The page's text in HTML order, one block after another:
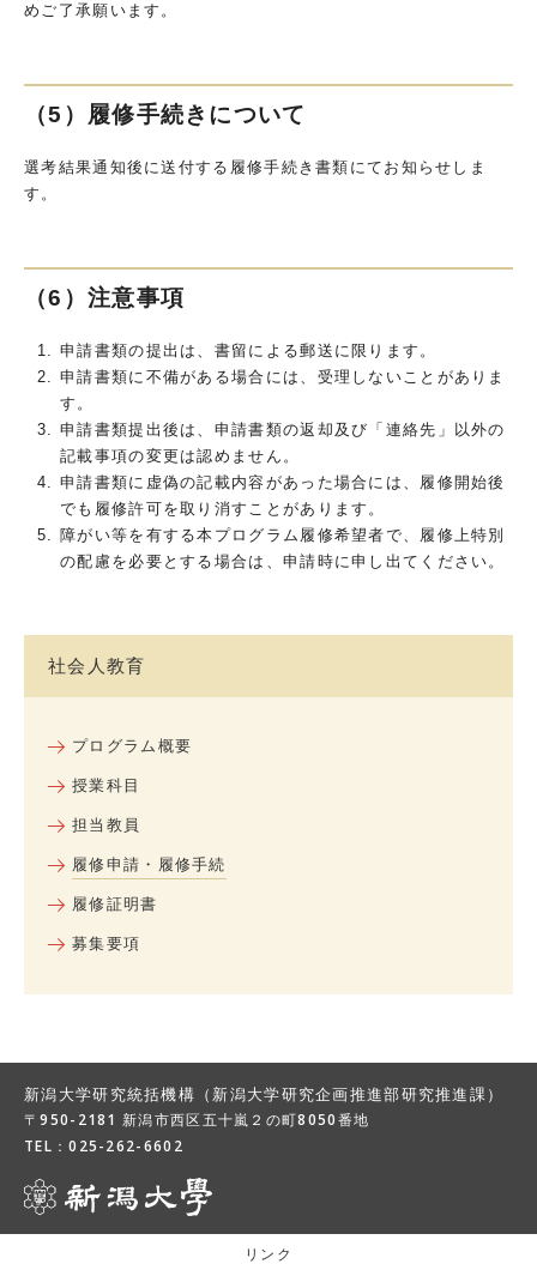
めご了承願います。
（5）履修手続きについて
選考結果通知後に送付する履修手続き書類にてお知らせしま
す。
（6）注意事項
申請書類の提出は、書留による郵送に限ります。
申請書類に不備がある場合には、受理しないことがありま
す。
申請書類提出後は、申請書類の返却及び「連絡先」以外の
記載事項の変更は認めません。
申請書類に虚偽の記載内容があった場合には、履修開始後
でも履修許可を取り消すことがあります。
障がい等を有する本プログラム履修希望者で、履修上特別
の配慮を必要とする場合は、申請時に申し出てください。
社会人教育
プログラム概要
授業科目
担当教員
履修申請・履修手続
履修証明書
募集要項
新潟大学研究統括機構（新潟大学研究企画推進部研究推進課）
〒950-2181 新潟市西区五十嵐２の町8050番地
TEL：025-262-6602
リンク